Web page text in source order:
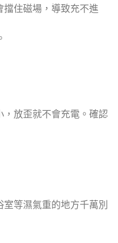
住磁場，導致充不進
放歪就不會充電。確認
等濕氣重的地方千萬別